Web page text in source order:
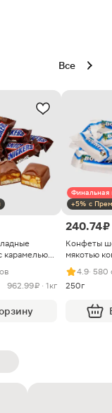
Все
карамелью
962.99 ₽ · 1кг
Финальная
+5% с
240.74 ₽
Конфеты
мякотью
4.9· 580
250г